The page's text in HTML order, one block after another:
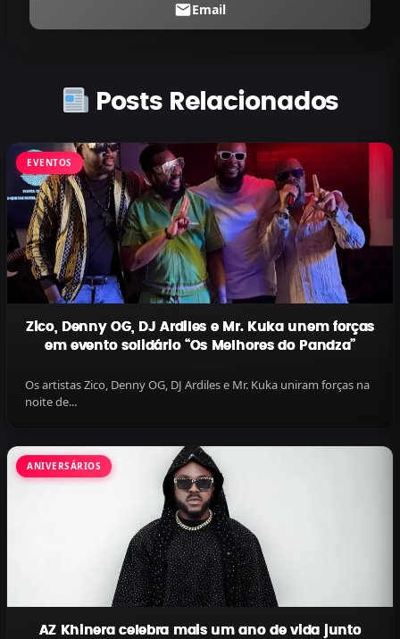
Email
Posts Relacionados
EVENTOS
Zico, Denny OG, DJ Ardiles e Mr. Kuka unem forças
em evento solidário “Os Melhores do Pandza”
Os artistas Zico, Denny OG, DJ Ardiles e Mr. Kuka uniram forças na
noite de...
ANIVERSÁRIOS
AZ Khinera celebra mais um ano de vida junto